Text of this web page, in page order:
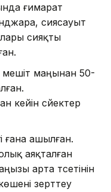
ғимарат
сиясауыт
сияқты
мешіт маңынан 50-
кейін сүйектер
ғана ашылған.
аяқталған
арта түсетінін
зерттеу